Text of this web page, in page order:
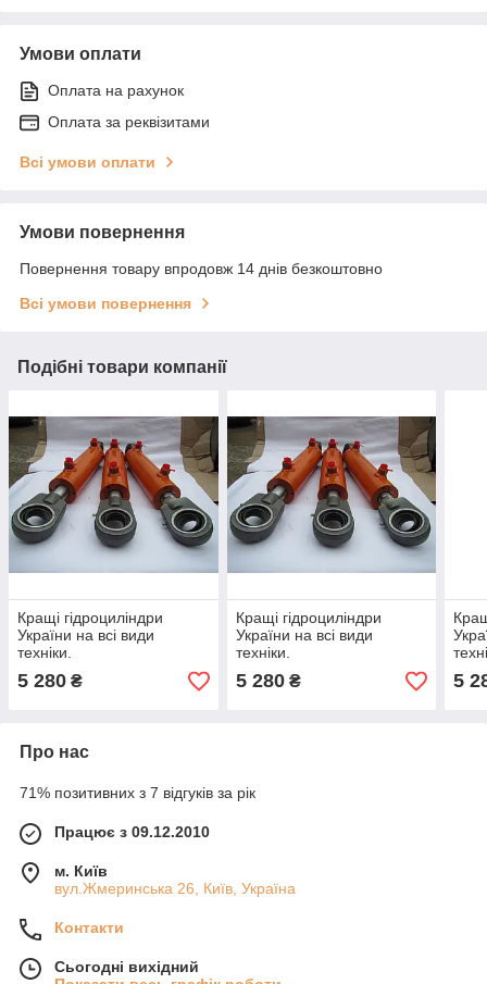
Умови оплати
Оплата на рахунок
Оплата за реквізитами
Всі умови оплати
Умови повернення
Повернення товару впродовж 14 днів безкоштовно
Всі умови повернення
Подібні товари компанії
Кращі гідроциліндри
України на всі види
техніки.
5 280 ₴
Кращі гідроциліндри
України на всі види
техніки.
5 280₴ 5
Про нас
71% позитивних з 7 відгуків за рік
Працює з 09.12.2010
м. Київ
вул.Жмеринська 26, Київ, Україна
Контакти
Сьогодні вихідний